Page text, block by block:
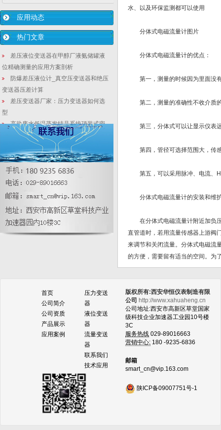
应用动态
热门文章
差压液位变送器在甲醇厂液氨储罐液
位精确测量的应用方案剖析
防爆差压液位计_真空压变送器和绝压
变送器压差计算
差压变送器厂家：压力变送器如何选
型
高盐废水低温蒸发结晶系统顶装式密
度变送器使用特点
3151智能型单法兰液位变送器_远传
式单法兰液位计_金属电容式液位变送器
利用真空压力变送器调节变频器对扫
槽泵进行闭环控制
电容式差压变送器|2088压力变送器|
新型压力变送器为太空探索中的阀门
测试提供准确性和可重复性
水、以及环保监测都可以使用
分体式电磁流量计图片
分体式电磁流量计的优点：
第一，测量的时候因为里面没有
第二，测量的准确性不收介质
第三，分体式可以让显示仪表
第四，管径可选择范围大，传感
第五，可以采用脉冲、电流、
分体式电磁流量计的安装和维
在分体式电磁流量计附近加负压
直管道时，若用流量传感器上游阀
来调节和关闭流量。分体式电磁流
的方便，需要留有适当的空间。为
首页
公司简介
公司资质
产品展示
应用案例
压力变送
器
液位变送
器
流量变送
器
联系我们
技术应用
版权所有:西安华恒仪表制造有限
公司 http://www.xahuaheng.cn
公司地址:西安市高新区草堂国家
级科技企业加速器工业园10号楼
3C
服务热线 029-89016663
营销中心: 180 -9235-6836
邮箱
smart_cn@vip.163.com
陕ICP备09007751号-1